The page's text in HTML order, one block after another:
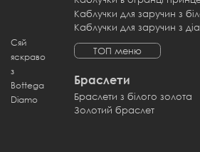
Сяй
яскраво
з
Bottega
Diamo
Каблучки для заручин з
Каблучки для заручин з
ТОП меню
Браслети
Браслети з білого золота
Золотий браслет